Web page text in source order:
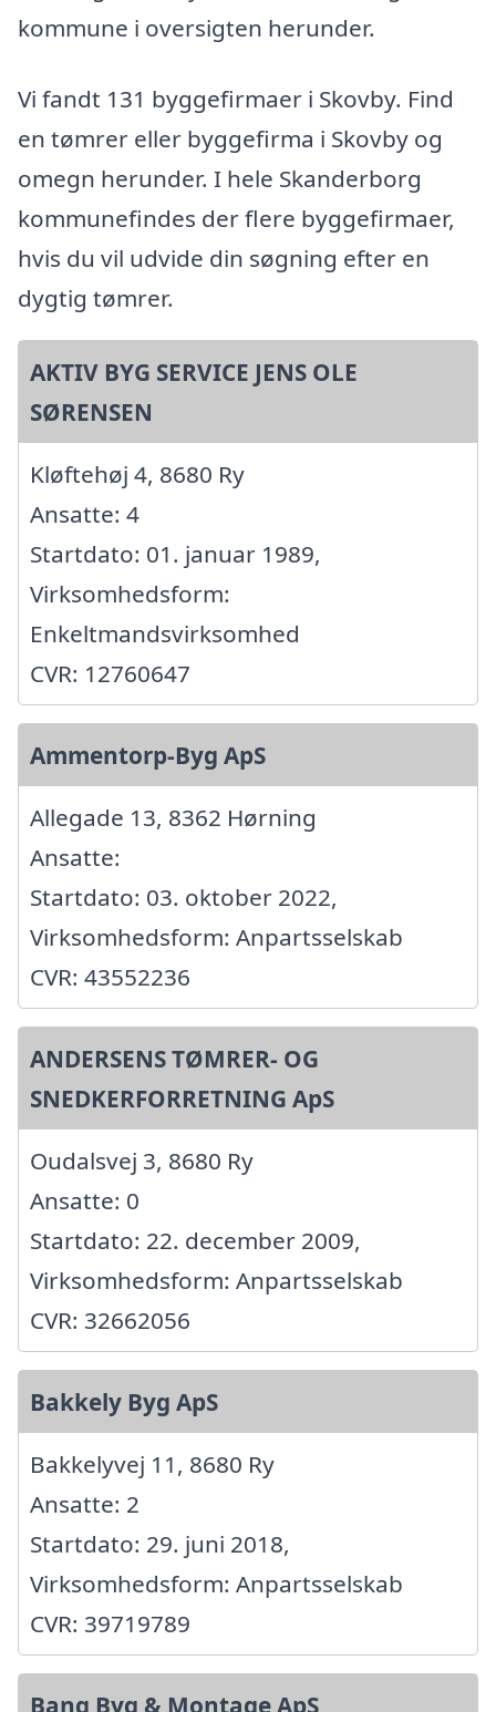
kommune i oversigten herunder.
Vi fandt 131 byggefirmaer i Skovby. Find
en tømrer eller byggefirma i Skovby og
omegn herunder. I hele Skanderborg
kommunefindes der flere byggefirmaer,
hvis du vil udvide din søgning efter en
dygtig tømrer.
AKTIV BYG SERVICE JENS OLE
SØRENSEN
Kløftehøj 4, 8680 Ry
Ansatte: 4
Startdato: 01. januar 1989,
Virksomhedsform:
Enkeltmandsvirksomhed
CVR: 12760647
Ammentorp-Byg ApS
Allegade 13, 8362 Hørning
Ansatte:
Startdato: 03. oktober 2022,
Virksomhedsform: Anpartsselskab
CVR: 43552236
ANDERSENS TØMRER- OG
SNEDKERFORRETNING ApS
Oudalsvej 3, 8680 Ry
Ansatte: 0
Startdato: 22. december 2009,
Virksomhedsform: Anpartsselskab
CVR: 32662056
Bakkely Byg ApS
Bakkelyvej 11, 8680 Ry
Ansatte: 2
Startdato: 29. juni 2018,
Virksomhedsform: Anpartsselskab
CVR: 39719789
Bang Byg & Montage ApS